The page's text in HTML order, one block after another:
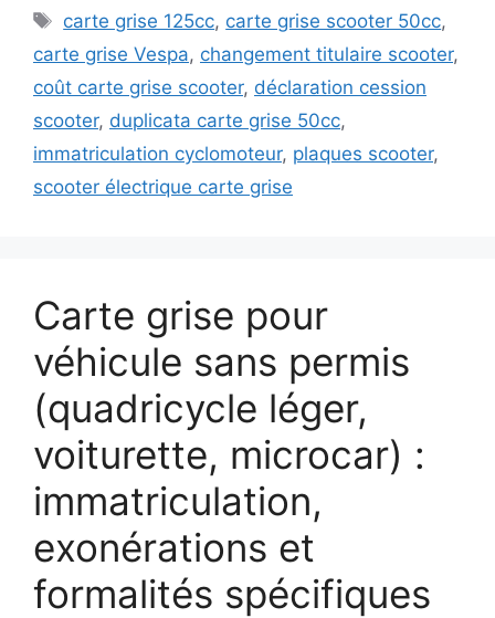
Étiquettes
carte grise 125cc, carte grise scooter 50cc,
carte grise Vespa, changement titulaire scooter,
coût carte grise scooter, déclaration cession
scooter, duplicata carte grise 50cc,
immatriculation cyclomoteur, plaques scooter,
scooter électrique carte grise
Carte grise pour
véhicule sans permis
(quadricycle léger,
voiturette, microcar) :
immatriculation,
exonérations et
formalités spécifiques